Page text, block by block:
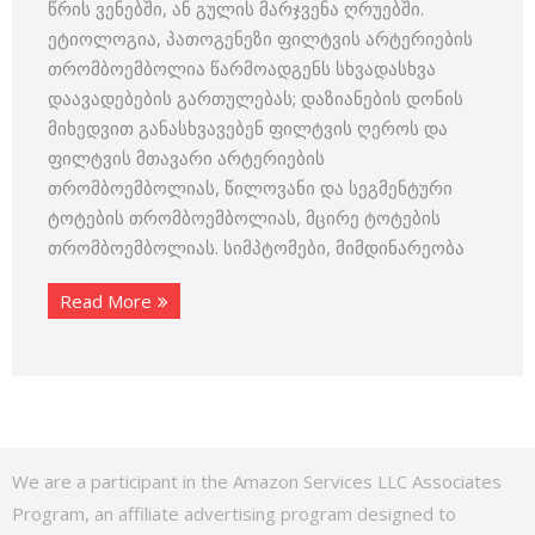
წრის ვენებში, ან გულის მარჯვენა ღრუებში.
ეტიოლოგია, პათოგენეზი ფილტვის არტერიების
თრომბოემბოლია წარმოადგენს სხვადასხვა
დაავადებების გართულებას; დაზიანების დონის
მიხედვით განასხვავებენ ფილტვის ღეროს და
ფილტვის მთავარი არტერიების
თრომბოემბოლიას, წილოვანი და სეგმენტური
ტოტების თრომბოემბოლიას, მცირე ტოტების
თრომბოემბოლიას. სიმპტომები, მიმდინარეობა
Read More
We are a participant in the Amazon Services LLC Associates
Program, an affiliate advertising program designed to